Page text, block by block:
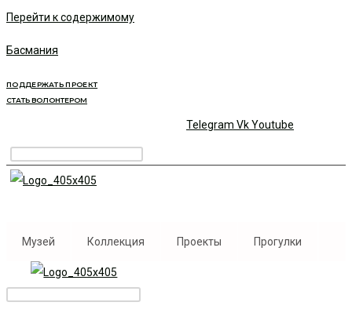
Перейти к содержимому
Басмания
ПОДДЕРЖАТЬ ПРОЕКТ
СТАТЬ ВОЛОНТЕРОМ
Telegram VkYoutube
Музей Коллекция Проекты Прогулки